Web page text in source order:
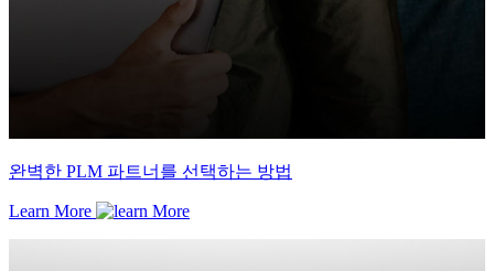
완벽한 PLM 파트너를 선택하는 방법
Learn More